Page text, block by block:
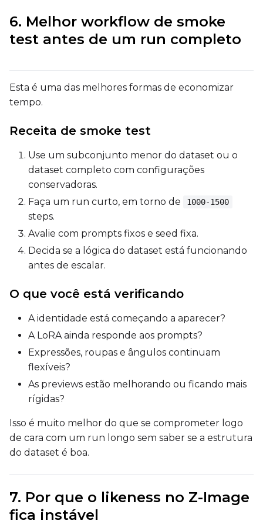
Prompt
Width
Height
Seed
LoRA Scale
6. Melhor workflow de smoke
test antes de um run completo
Esta é uma das melhores formas de economizar
tempo.
Receita de smoke test
Use um subconjunto menor do dataset ou o
dataset completo com configurações
conservadoras.
Faça um run curto, em torno de
1000-1500
steps.
Avalie com prompts fixos e seed fixa.
Decida se a lógica do dataset está funcionando
antes de escalar.
O que você está verificando
A identidade está começando a aparecer?
A LoRA ainda responde aos prompts?
Expressões, roupas e ângulos continuam
flexíveis?
As previews estão melhorando ou ficando mais
rígidas?
Isso é muito melhor do que se comprometer logo
de cara com um run longo sem saber se a estrutura
do dataset é boa.
7. Por que o likeness no Z-Image
fica instável